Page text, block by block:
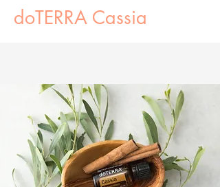
doTERRA Cassia